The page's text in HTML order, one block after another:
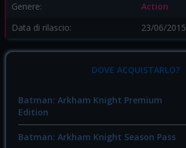
Genere:
Action
Data di rilascio:
23/06/2015
DOVE ACQUISTARLO?
Batman: Arkham Knight Premium
Edition
Batman: Arkham Knight Season Pass